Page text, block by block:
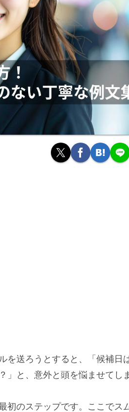
を送ろうとすると、「候補日
と、意外と頭を悩ませてし
初のステップです。ここでス